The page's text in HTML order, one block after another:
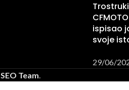
ispisao
svoje
29/06/
SEO Team.